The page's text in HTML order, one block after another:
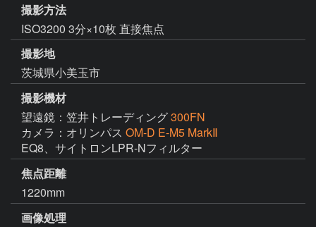
撮影方法
ISO3200 3分×10枚 直接焦点
撮影地
茨城県小美玉市
撮影機材
望遠鏡：笠井トレーディング300FN
カメラ：オリンパス OM-D E-M5 MarkⅡ
EQ8、サイトロンLPR-Nフィルター
焦点距離
1220mm
画像処理